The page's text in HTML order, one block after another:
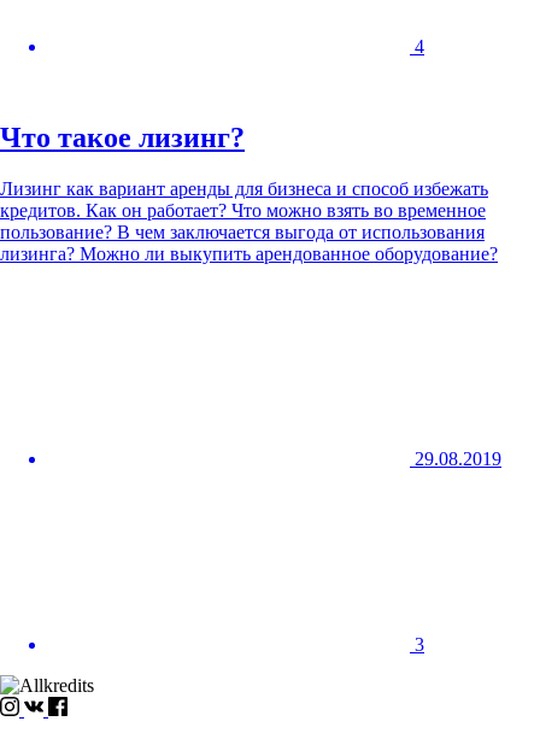
4
Что такое лизинг?
Лизинг как вариант аренды для бизнеса и способ избежать
кредитов. Как он работает? Что можно взять во временное
пользование? В чем заключается выгода от использования
лизинга? Можно ли выкупить арендованное оборудование?
29.08.2019
3